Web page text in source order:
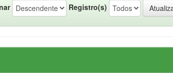
Registro(s)